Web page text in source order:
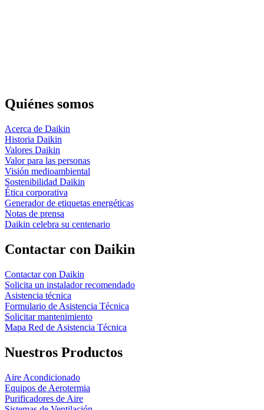
Quiénes somos
Acerca de Daikin
Historia Daikin
Valores Daikin
Valor para las personas
Visión medioambiental
Sostenibilidad Daikin
Ética corporativa
Generador de etiquetas energéticas
Notas de prensa
Daikin celebra su centenario
Contactar con Daikin
Contactar con Daikin
Solicita un instalador recomendado
Asistencia técnica
Formulario de Asistencia Técnica
Solicitar mantenimiento
Mapa Red de Asistencia Técnica
Nuestros Productos
Aire Acondicionado
Equipos de Aerotermia
Purificadores de Aire